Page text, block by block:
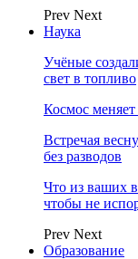
Prev Next
Наука
Учёные
свет в топливо
Космос
Встречая
без разводов
Что из ваших
чтобы не
Prev Next
Образование